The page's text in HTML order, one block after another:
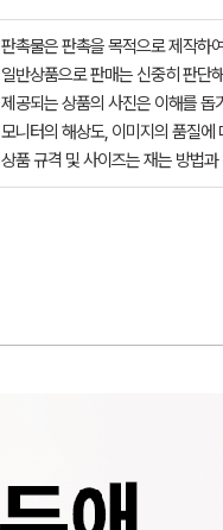
판촉물은 판촉을 목적으로 제작하
일반상품으로 판매는 신중히 판단
제공되는 상품의 사진은 이해를 돕
모니터의 해상도, 이미지의 품질에
상품 규격 및 사이즈는 재는 방법